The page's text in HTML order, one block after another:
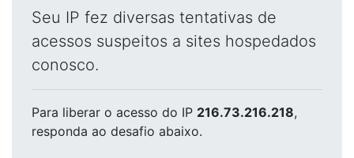
Seu IP fez diversas tentativas de
acessos suspeitos a sites hospedados
conosco.
Para liberar o acesso do IP 216.73.216.218,
responda ao desafio abaixo.